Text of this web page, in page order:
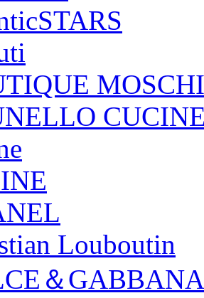
Louboutin
＆GABBANA